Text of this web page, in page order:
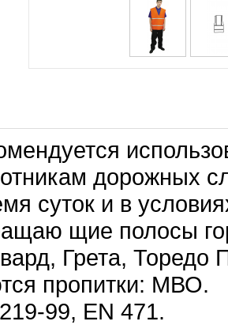
дорожных
суток и в
щие полосы
Грета, Торедо
пропитки: МВО.
99, EN 471.